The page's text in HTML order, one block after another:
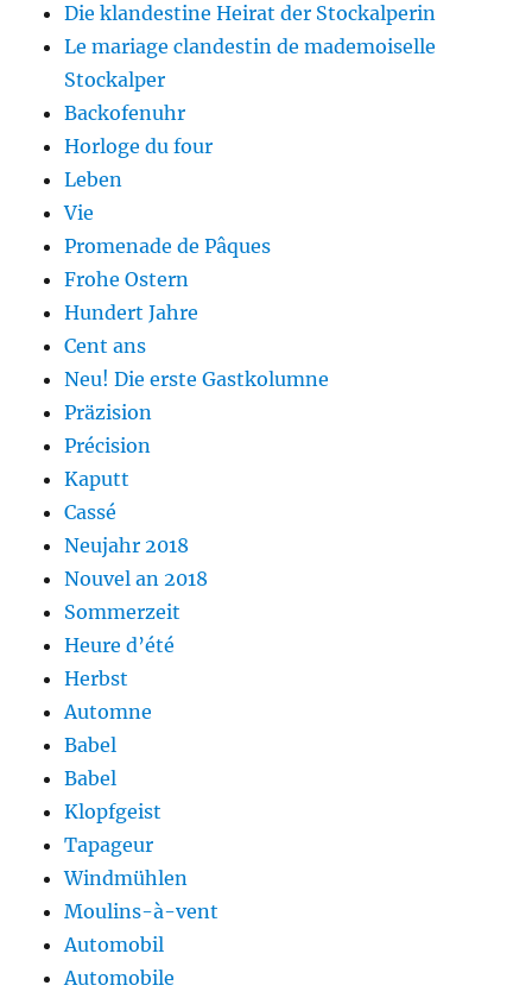
Die klandestine Heirat der Stockalperin
Le mariage clandestin de mademoiselle
Stockalper
Backofenuhr
Horloge du four
Leben
Vie
Promenade de Pâques
Frohe Ostern
Hundert Jahre
Cent ans
Neu! Die erste Gastkolumne
Präzision
Précision
Kaputt
Cassé
Neujahr 2018
Nouvel an 2018
Sommerzeit
Heure d’été
Herbst
Automne
Babel
Babel
Klopfgeist
Tapageur
Windmühlen
Moulins-à-vent
Automobil
Automobile